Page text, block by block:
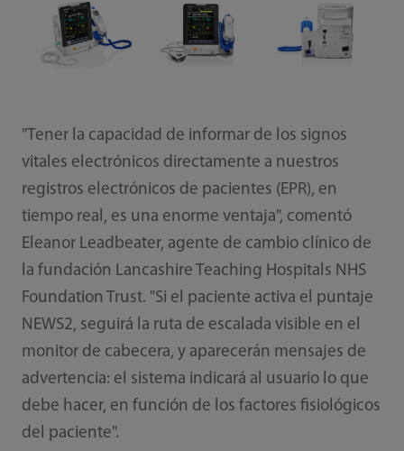
"Tener la capacidad de informar de los signos
vitales electrónicos directamente a nuestros
registros electrónicos de pacientes (EPR), en
tiempo real, es una enorme ventaja", comentó
Eleanor Leadbeater, agente de cambio clínico de
la fundación Lancashire Teaching Hospitals NHS
Foundation Trust. "Si el paciente activa el puntaje
NEWS2, seguirá la ruta de escalada visible en el
monitor de cabecera, y aparecerán mensajes de
advertencia: el sistema indicará al usuario lo que
debe hacer, en función de los factores fisiológicos
del paciente".